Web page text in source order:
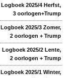
Logboek 2025/4 Herfst,
3 oorlogen+Trump
Logboek 2025/3 Zomer,
2 oorlogen + Trump
Logboek 2025/2 Lente,
2 oorlogen + Trump
Logboek 2025/1 Winter,